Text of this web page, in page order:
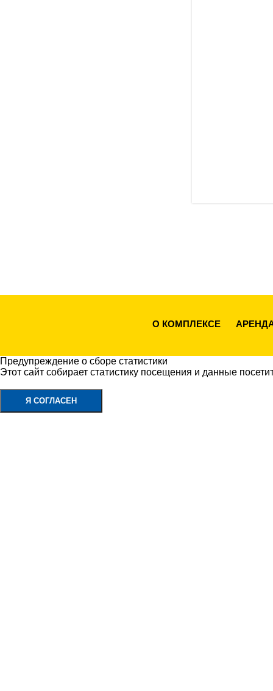
О КОМПЛЕКСЕ
Предупреждение о сборе статистики
Этот сайт собирает статистику посещения и данные
Я СОГЛАСЕН